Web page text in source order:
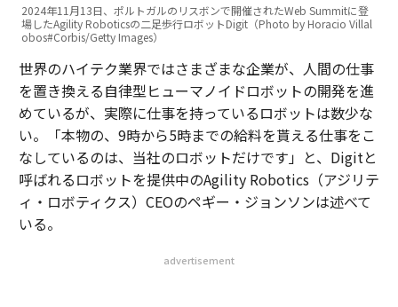
2024年11月13日、ポルトガルのリスボンで開催されたWeb Summitに登
場したAgility Roboticsの二足歩行ロボットDigit（Photo by Horacio Villal
obos#Corbis/Getty Images）
世界のハイテク業界ではさまざまな企業が、人間の仕事
を置き換える自律型ヒューマノイドロボットの開発を進
めているが、実際に仕事を持っているロボットは数少な
い。「本物の、9時から5時までの給料を貰える仕事をこ
なしているのは、当社のロボットだけです」と、Digitと
呼ばれるロボットを提供中のAgility Robotics（アジリテ
ィ・ロボティクス）CEOのペギー・ジョンソンは述べて
いる。
advertisement